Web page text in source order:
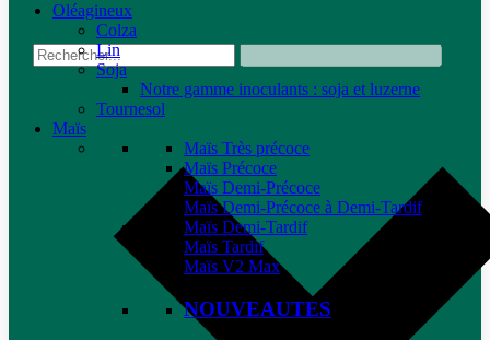
Oléagineux
Colza
Lin
Soja
Notre gamme inoculants : soja et luzerne
Tournesol
Maïs
Maïs Très précoce
Maïs Précoce
Maïs Demi-Précoce
Maïs Demi-Précoce à Demi-Tardif
Maïs Demi-Tardif
Maïs Tardif
Maïs V2 Max
NOUVEAUTES